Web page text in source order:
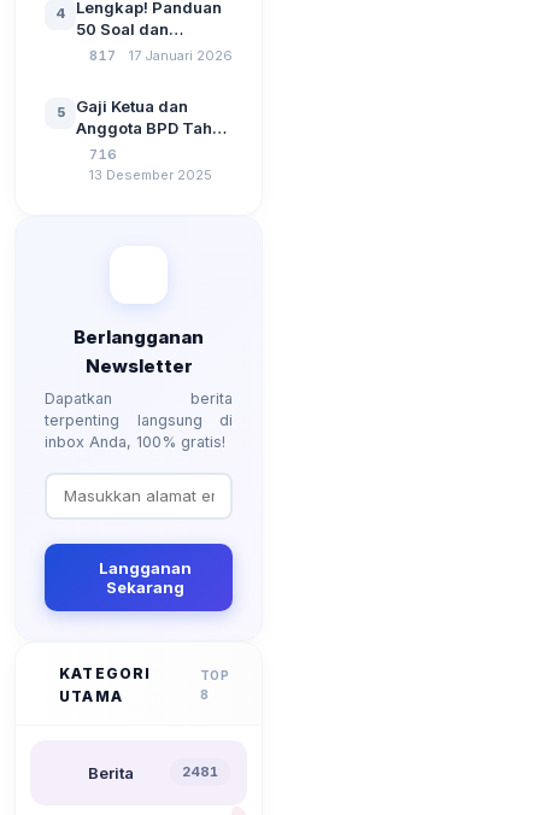
Kebangsaan, dan
Komputer Beserta
Jawaban Paling
4
Lengkap! Panduan
50 Soal dan
Jawaban Tes
Berdasarkan UU No
3 Tahun 2024
817 17 Januari 2026
5
Gaji Ketua dan
Anggota BPD Tahun
2026, Berapa
Besarannya? Ada
716
13 Desember 2025
Berlangganan
Newsletter
Dapatkan berita
terpenting langsung di
inbox Anda, 100% gratis!
Langganan
Sekarang
KATEGORI
UTAMA
TOP
8
Berita 2481